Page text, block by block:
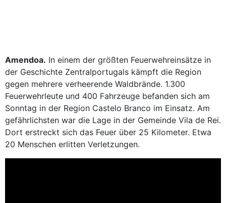
Amendoa. In einem der größten Feuerwehreinsätze in
der Geschichte Zentralportugals kämpft die Region
gegen mehrere verheerende Waldbrände. 1.300
Feuerwehrleute und 400 Fahrzeuge befanden sich am
Sonntag in der Region Castelo Branco im Einsatz. Am
gefährlichsten war die Lage in der Gemeinde Vila de Rei.
Dort erstreckt sich das Feuer über 25 Kilometer. Etwa
20 Menschen erlitten Verletzungen.